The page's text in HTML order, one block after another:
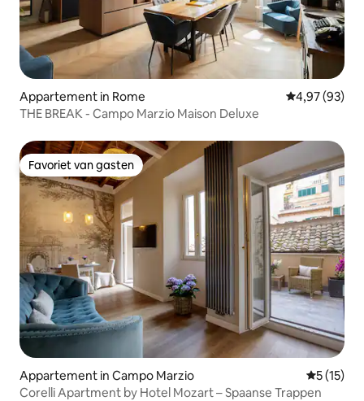
Appartement in Rome Gemiddelde
4,97 (93)
THE BREAK - Campo Marzio Maison Deluxe
Favoriet van gasten
Favoriet van gasten
Appartement in Campo Marzio
5 (15)
Corelli Apartment by Hotel Mozart – Spaanse Trappen